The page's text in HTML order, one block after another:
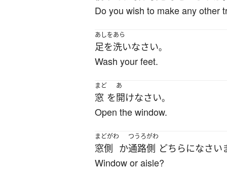
Do you wish to make any other
あしをあら
足を洗いなさい。
Wash your feet.
まど
窓 を
あ
開けなさい。
Open the window.
まどがわ
窓側 か
つうろがわ
通路側 どちらになさい
Window or aisle?